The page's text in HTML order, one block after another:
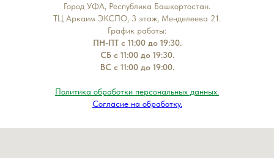
Город УФА, Республика Башкортостан.
ТЦ Аркаим ЭКСПО, 3 этаж, Менделеева 21.
График работы:
ПН-ПТ с 11:00 до 19:30.
СБ с 11:00 до 19:30.
ВС с 11:00 до 19:00.
Политика обработки персональных данных.
Согласие на обработку.